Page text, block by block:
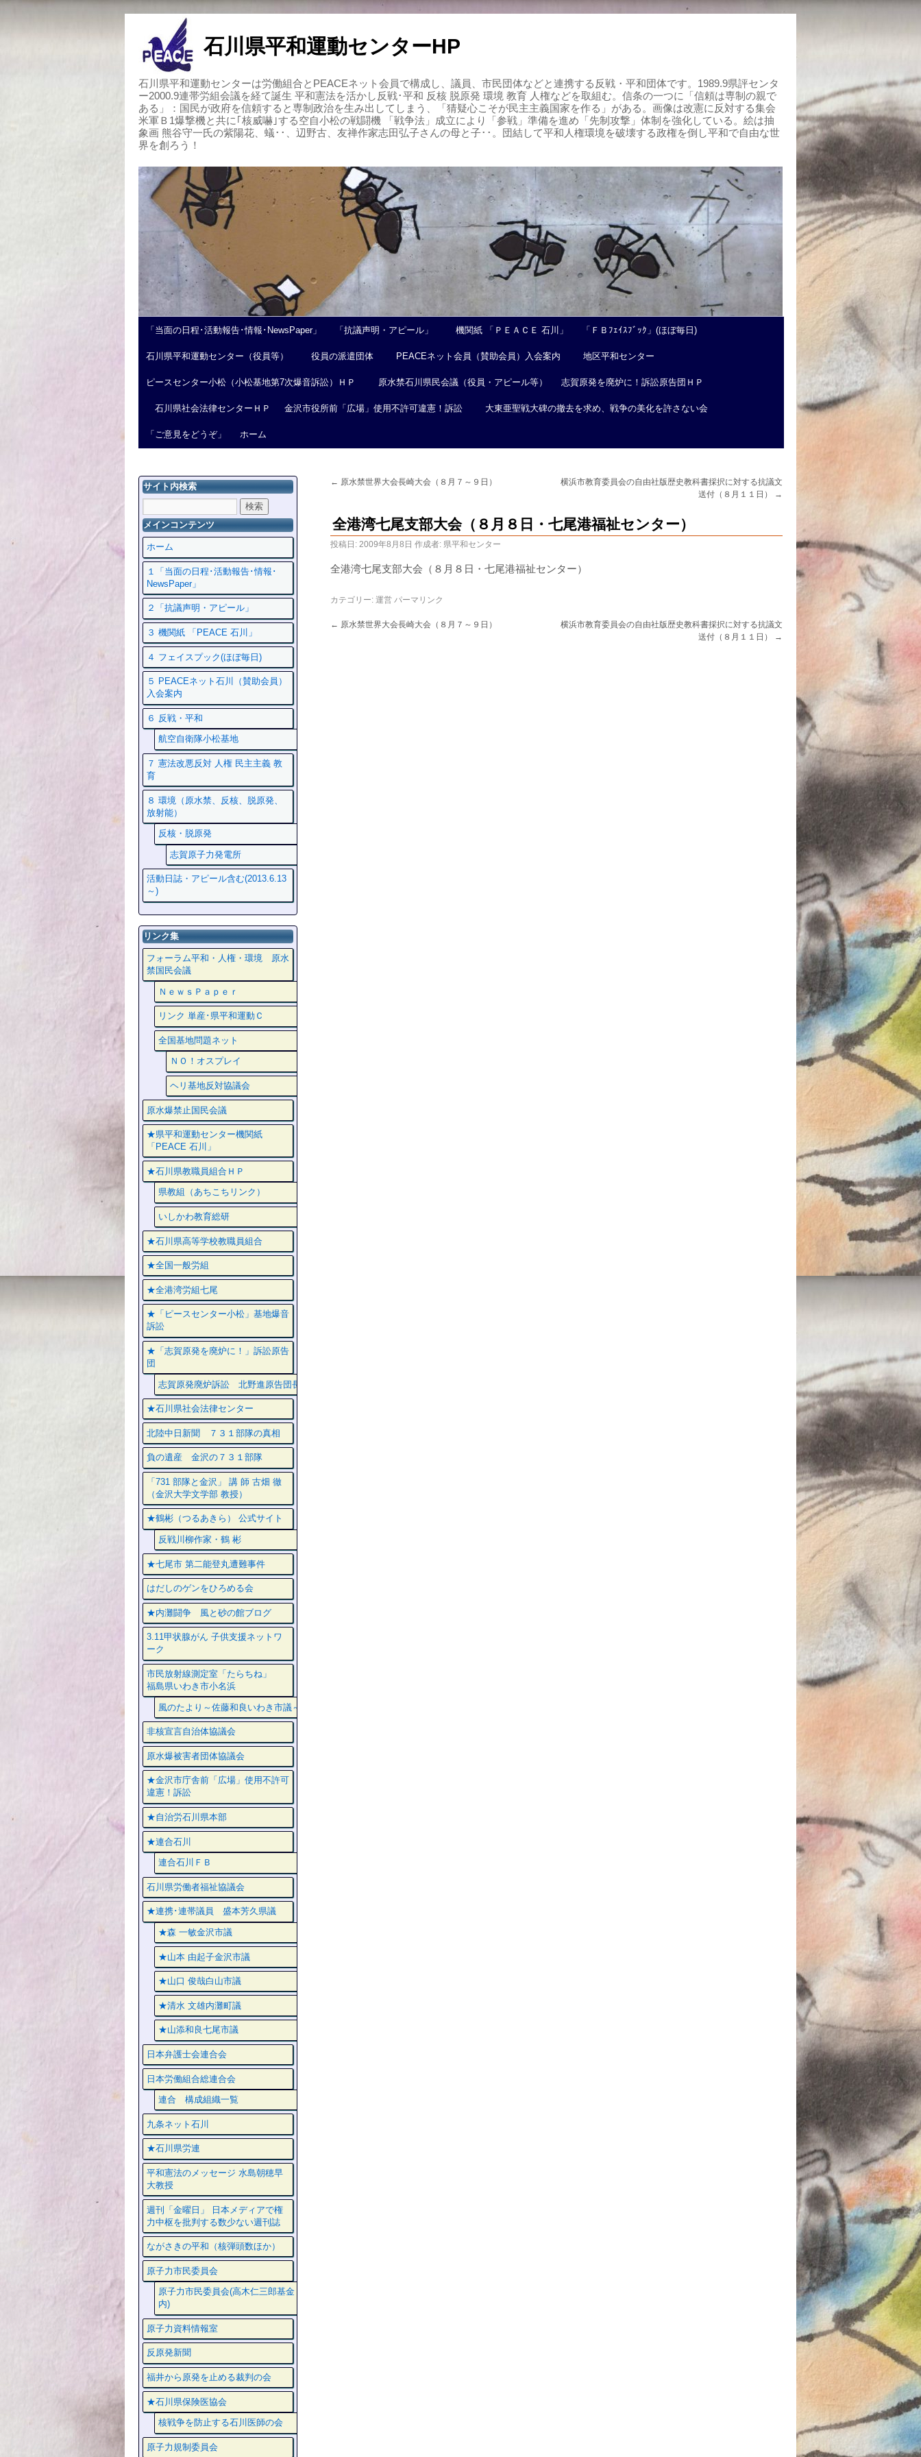
石川県平和運動センターHP
石川県平和運動センターは労働組合とPEACEネット会員で構成し、議員、市民団体などと連携する反戦・平和団体です。1989.9県評センタ
ー2000.9連帯労組会議を経て誕生 平和憲法を活かし反戦･平和 反核 脱原発 環境 教育 人権などを取組む。信条の一つに「信頼は専制の親で
ある」：国民が政府を信頼すると専制政治を生み出してしまう、「猜疑心こそが民主主義国家を作る」がある。画像は改憲に反対する集会
米軍Ｂ1爆撃機と共に｢核威嚇｣する空自小松の戦闘機 「戦争法」成立により「参戦」準備を進め「先制攻撃」体制を強化している。絵は抽
象画 熊谷守一氏の紫陽花、蟻･･、辺野古、友禅作家志田弘子さんの母と子･･。団結して平和人権環境を破壊する政権を倒し平和で自由な世
界を創ろう！
「当面の日程･活動報告･情報･NewsPaper」 「抗議声明・アピール」 機関紙 「ＰＥＡＣＥ 石川」 「ＦＢﾌｪｲｽﾌﾞｯｸ」(ほぼ毎日)
石川県平和運動センター（役員等） 役員の派遣団体 PEACEネット会員（賛助会員）入会案内 地区平和センター
ピースセンター小松（小松基地第7次爆音訴訟）ＨＰ 原水禁石川県民会議（役員・アピール等） 志賀原発を廃炉に！訴訟原告団ＨＰ
石川県社会法律センターＨＰ 金沢市役所前「広場」使用不許可違憲！訴訟 大東亜聖戦大碑の撤去を求め、戦争の美化を許さない会
「ご意見をどうぞ」 ホーム
← 原水禁世界大会長崎大会（８月７～９日）
横浜市教育委員会の自由社版歴史教科書採択に対する抗議文
送付（８月１１日）
→
全港湾七尾支部大会（８月８日・七尾港福祉センター）
投稿日: 2009年8月8日 作成者: 県平和センター
全港湾七尾支部大会（８月８日・七尾港福祉センター）
カテゴリー: 運営 パーマリンク
← 原水禁世界大会長崎大会（８月７～９日）
横浜市教育委員会の自由社版歴史教科書採択に対する抗議文
送付（８月１１日）
→
サイト内検索
メインコンテンツ
ホーム
１「当面の日程･活動報告･情報･
NewsPaper」
２「抗議声明・アピール」
３ 機関紙 「PEACE 石川」
４ フェイスプック(ほぼ毎日)
５ PEACEネット石川（賛助会員）
入会案内
６ 反戦・平和
航空自衛隊小松基地
７ 憲法改悪反対 人権 民主主義 教
育
８ 環境（原水禁、反核、脱原発、
放射能）
反核・脱原発
志賀原子力発電所
活動日誌・アピール含む(2013.6.13
～)
リンク集
フォーラム平和・人権・環境 原水
禁国民会議
ＮｅｗｓＰａｐｅｒ
リンク 単産･県平和運動Ｃ
全国基地問題ネット
ＮＯ！オスプレイ
ヘリ基地反対協議会
原水爆禁止国民会議
★県平和運動センター機関紙
「PEACE 石川」
★石川県教職員組合ＨＰ
県教組（あちこちリンク）
いしかわ教育総研
★石川県高等学校教職員組合
★全国一般労組
★全港湾労組七尾
★「ピースセンター小松」基地爆音
訴訟
★「志賀原発を廃炉に！」訴訟原告
団
志賀原発廃炉訴訟 北野進原告団長
★石川県社会法律センター
北陸中日新聞 ７３１部隊の真相
負の遺産 金沢の７３１部隊
「731 部隊と金沢」 講 師 古畑 徹
（金沢大学文学部 教授）
★鶴彬（つるあきら） 公式サイト
反戦川柳作家・鶴 彬
★七尾市 第二能登丸遭難事件
はだしのゲンをひろめる会
★内灘闘争 風と砂の館ブログ
3.11甲状腺がん 子供支援ネットワ
ーク
市民放射線測定室「たらちね」
福島県いわき市小名浜
風のたより～佐藤和良いわき市議～
非核宣言自治体協議会
原水爆被害者団体協議会
★金沢市庁舎前「広場」使用不許可
違憲！訴訟
★自治労石川県本部
★連合石川
連合石川ＦＢ
石川県労働者福祉協議会
★連携･連帯議員 盛本芳久県議
★森 一敏金沢市議
★山本 由起子金沢市議
★山口 俊哉白山市議
★清水 文雄内灘町議
★山添和良七尾市議
日本弁護士会連合会
日本労働組合総連合会
連合 構成組織一覧
九条ネット石川
★石川県労連
平和憲法のメッセージ 水島朝穂早
大教授
週刊「金曜日」 日本メディアで権
力中枢を批判する数少ない週刊誌
ながさきの平和（核弾頭数ほか）
原子力市民委員会
原子力市民委員会(高木仁三郎基金
内)
原子力資料情報室
反原発新聞
福井から原発を止める裁判の会
★石川県保険医協会
核戦争を防止する石川医師の会
原子力規制委員会